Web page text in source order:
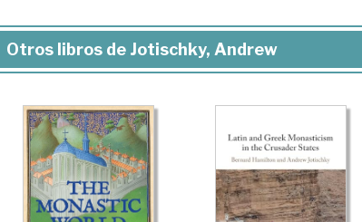
Otros libros de Jotischky, Andrew